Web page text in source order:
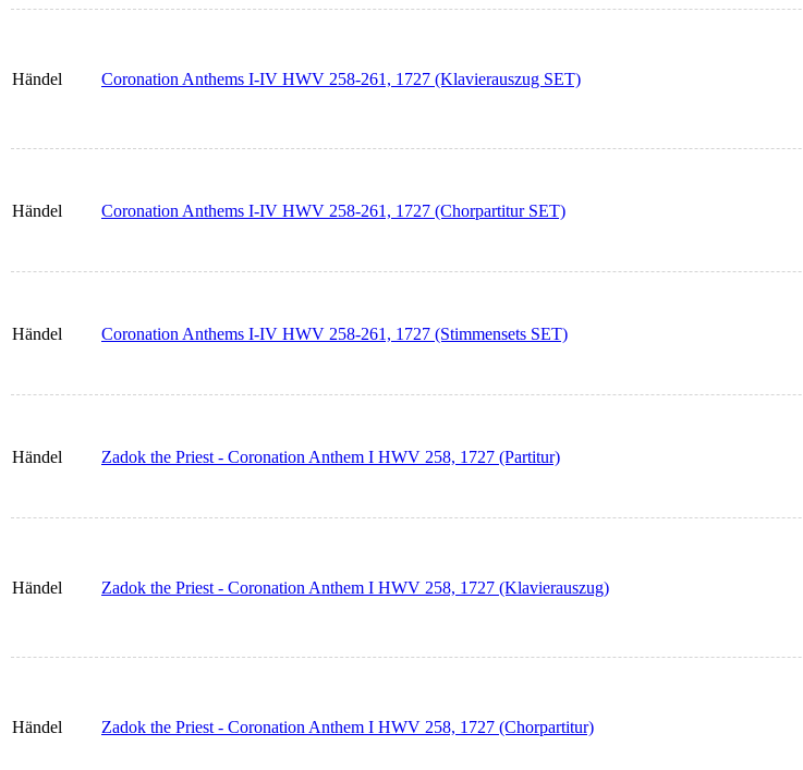
Händel Coronation Anthems I-IV HWV 258-261, 1727 (Klavierauszug SET)
Händel Coronation Anthems I-IV HWV 258-261, 1727 (Chorpartitur SET)
Händel Coronation Anthems I-IV HWV 258-261, 1727 (Stimmensets SET)
Händel Zadok the Priest - Coronation Anthem I HWV 258, 1727 (Partitur)
Händel Zadok the Priest - Coronation Anthem I HWV 258, 1727 (Klavierauszug)
Händel Zadok the Priest - Coronation Anthem I HWV 258, 1727 (Chorpartitur)